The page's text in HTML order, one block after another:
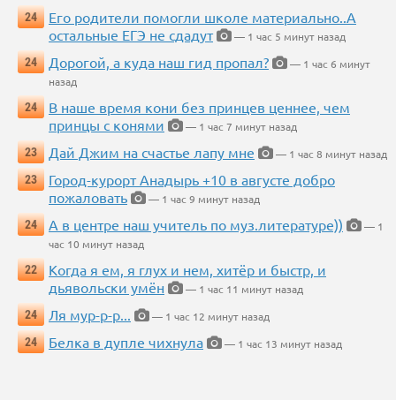
24
Его родители помогли школе материально..А
остальные ЕГЭ не сдадут
— 1 час 5 минут назад
24
Дорогой, а куда наш гид пропал?
— 1 час 6 минут
назад
24
В наше время кони без принцев ценнее, чем
принцы с конями
— 1 час 7 минут назад
23
Дай Джим на счастье лапу мне
— 1 час 8 минут назад
23
Город-курорт Анадырь +10 в августе добро
пожаловать
— 1 час 9 минут назад
24
А в центре наш учитель по муз.литературе))
— 1
час 10 минут назад
22
Когда я ем, я глух и нем, хитёр и быстр, и
дьявольски умён
— 1 час 11 минут назад
24
Ля мур-р-р...
— 1 час 12 минут назад
24
Белка в дупле чихнула — 1 час 13 минут назад